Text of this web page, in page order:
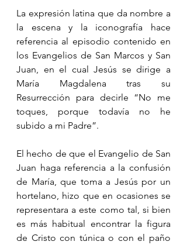
La expresión latina que da nombre a
la escena y la iconografía hace
referencia al episodio contenido en
los Evangelios de San Marcos y San
Juan, en el cual Jesús se dirige a
María Magdalena tras su
Resurrección para decirle “No me
toques, porque todavía no he
subido a mi Padre”.
El hecho de que el Evangelio de San
Juan haga referencia a la confusión
de María, que toma a Jesús por un
hortelano, hizo que en ocasiones se
representara a este como tal, si bien
es más habitual encontrar la figura
de Cristo con túnica o con el paño